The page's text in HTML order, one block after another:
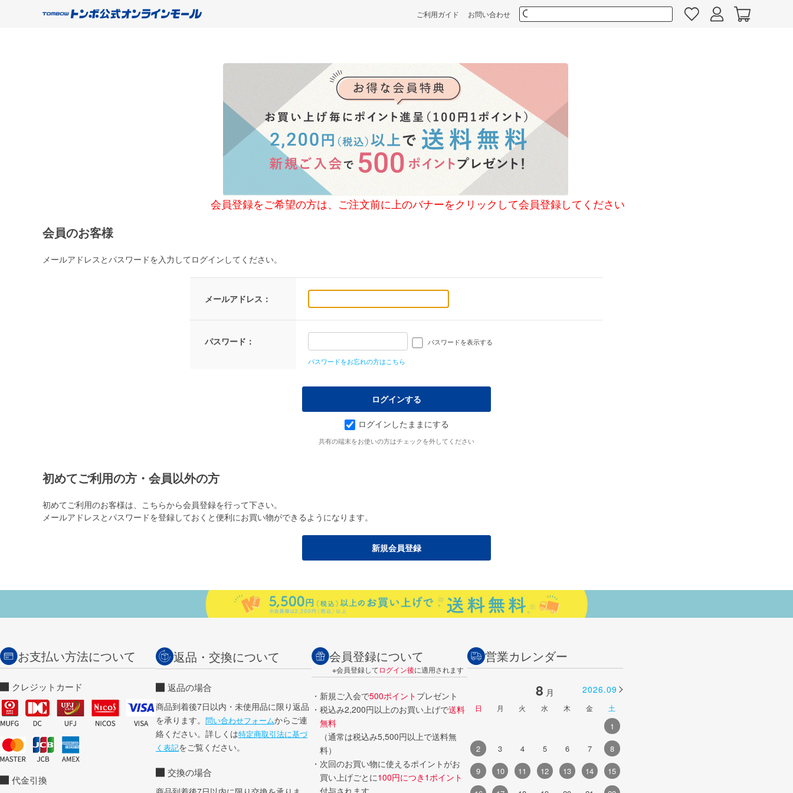
ご利用ガイド お問い合わせ
会員登録をご希望の方は、ご注文前に上のバナーをクリックして会員登録してください
会員のお客様
メールアドレスとパスワードを入力してログインしてください。
メールアドレス：
パスワード： パスワードを表示する
パスワードをお忘れの方はこちら
ログインしたままにする
共有の端末をお使いの方はチェックを外してください
初めてご利用の方・会員以外の方
初めてご利用のお客様は、こちらから会員登録を行って下さい。
メールアドレスとパスワードを登録しておくと便利にお買い物ができるようになります。
お支払い方法について
クレジットカード
代金引換
返品・交換について
返品の場合
商品到着後7日以内・未使用品に限り返品
を承ります。 問い合わせフォームからご連
絡ください。詳しくは特定商取引法に基づ
く表記をご覧ください。
交換の場合
会員登録について
※会員登録してログイン後に適用されます
・新規ご入会で500ポイント プレゼント
・税込み2,200円以上のお買い上げで送料
無料
（通常は税込み5,500円以上で送料無
料）
・次回のお買い物に使えるポイントがお
買い上げごとに100円につき1ポイント
付与されます。
営業カレンダー
8 月 2026.09
日 月 火 水 木 金 土
1
2
3 4 5 6 7
8
9
10 11 12 13 14
15